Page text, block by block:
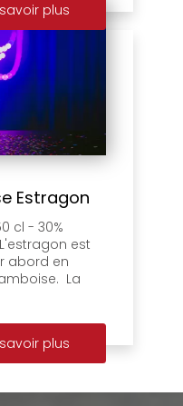
plus
Estragon
cl - 30%
est
abord en
La
plus